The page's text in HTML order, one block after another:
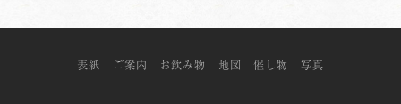
表紙 ご案内 お飲み物 地図 催し物 写真